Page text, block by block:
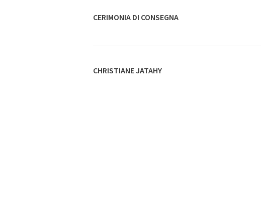
CERIMONIA DI CONSEGNA
CHRISTIANE JATAHY